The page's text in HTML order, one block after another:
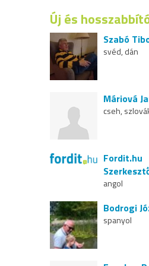
Új és
Szabó
svéd, dán
Máriová
cseh,
Fordit.hu
angol
Bodrogi
spanyol